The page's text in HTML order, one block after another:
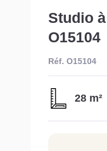
Studio
O15104
Réf. O15104
28 m²